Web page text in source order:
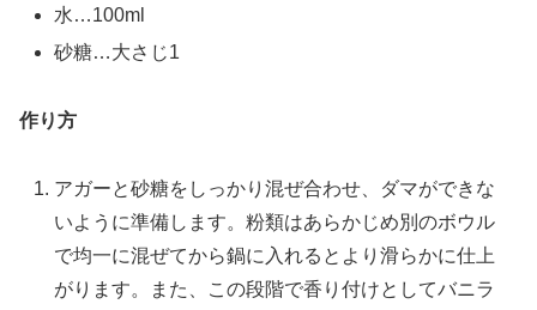
水…100ml
砂糖…大さじ1
作り方
アガーと砂糖をしっかり混ぜ合わせ、ダマができな
いように準備します。粉類はあらかじめ別のボウル
で均一に混ぜてから鍋に入れるとより滑らかに仕上
がります。また、この段階で香り付けとしてバニラ